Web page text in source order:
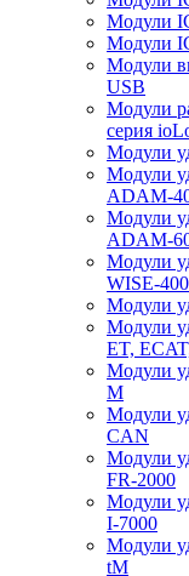
Модули
Модули
Модули
USB
Модули
серия
Модули
Модули
ADAM-
Модули
ADAM-
Модули
WISE-
Модули
Модули
ET,
Модули
M
Модули
CAN
Модули
FR-2000
Модули
I-7000
Модули
tM